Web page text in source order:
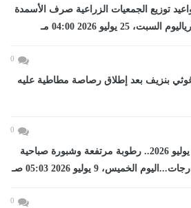
توزيع الجمعيات الزراعية صرف الأسمدة
25 يوليو 2026 04:00 مـ
0
بنزيف بعد إطلاق رصاصة مطاطية عليه
0
طقس الخميس 9 يوليو 2026.. رطوبة مرتفعة وشبورة صباحية
الخميس، 9 يوليو 2026 05:03 صـ
0